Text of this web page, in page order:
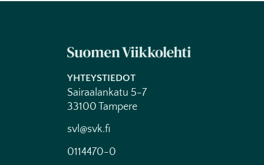
YHTEYSTIEDOT
Sairaalankatu 5-7
33100 Tampere
svl@svk.fi
0114470-0